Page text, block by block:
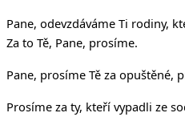
Pane, odevzdáváme Ti rodiny,
Za to Tě, Pane, prosíme.
Pane, prosíme Tě za opuštěné,
Prosíme za ty, kteří vypadli ze